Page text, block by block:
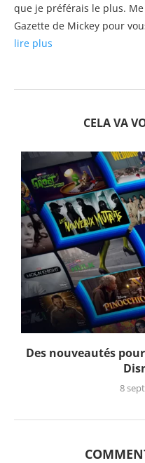
que je préférais le plus.
Gazette de Mickey pour
lire plus
CELA VA
Des nouveautés
8